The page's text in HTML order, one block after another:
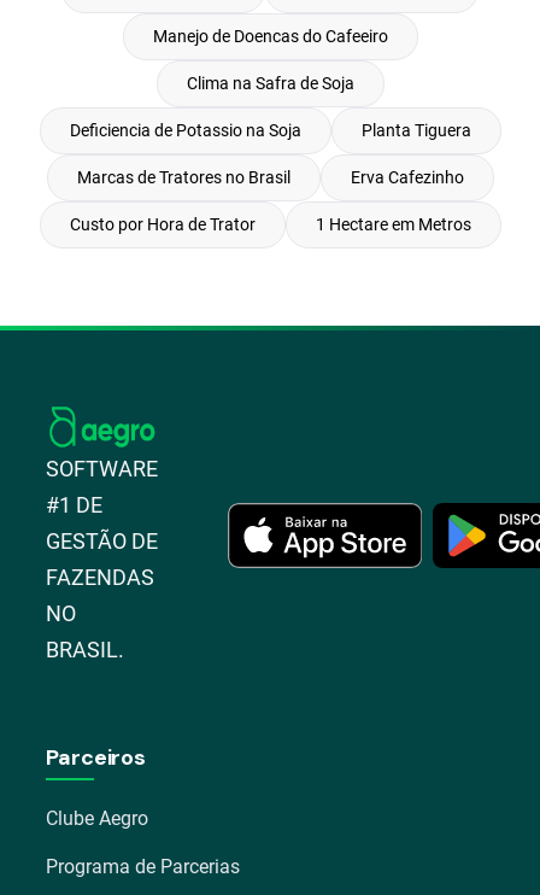
Manejo de Doencas do Cafeeiro
Clima na Safra de Soja
Deficiencia de Potassio na Soja Planta Tiguera
Marcas de Tratores no Brasil Erva Cafezinho
Custo por Hora de Trator 1 Hectare em Metros
SOFTWARE
#1 DE
GESTÃO DE
FAZENDAS
NO
BRASIL.
Parceiros
Clube Aegro
Programa de Parcerias